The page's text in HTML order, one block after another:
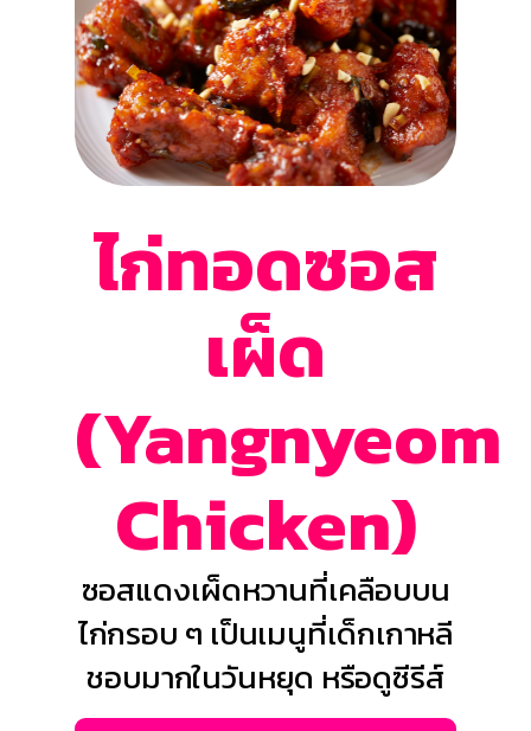
ไก่ทอดซอส
เผ็ด
(Yangnyeom
Chicken)
ซอสแดงเผ็ดหวานที่เคลือบบน
ไก่กรอบ ๆ เป็นเมนูที่เด็กเกาหลี
ชอบมากในวันหยุด หรือดูซีรีส์